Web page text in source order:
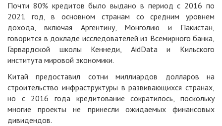
Почти 80% кредитов было выдано в период с 2016 по
2021 год, в основном странам со средним уровнем
дохода, включая Аргентину, Монголию и Пакистан,
говорится в докладе исследователей из Всемирного банка,
Гарвардской школы Кеннеди, AidData и Кильского
института мировой экономики.
Китай предоставил сотни миллиардов долларов на
строительство инфраструктуры в развивающихся странах,
но с 2016 года кредитование сократилось, поскольку
многие проекты не принесли ожидаемых финансовых
дивидендов.